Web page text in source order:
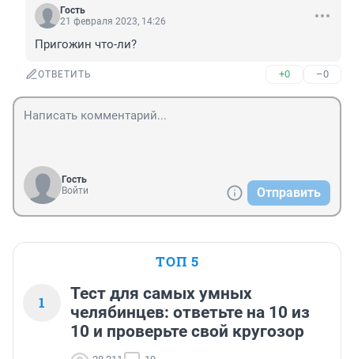
Гость
21 февраля 2023, 14:26
Пригожин что-ли?
ОТВЕТИТЬ +0 –0
Гость
Войти
Отправить
ТОП 5
1
Тест для самых умных
челябинцев: ответьте на 10 из
10 и проверьте свой кругозор